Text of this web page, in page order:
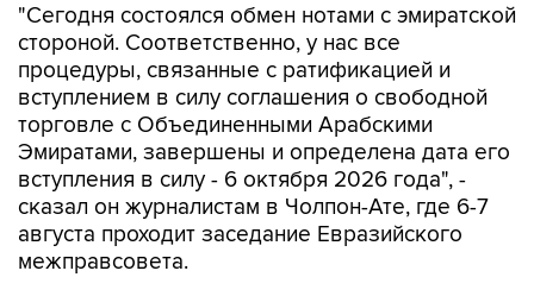
"Сегодня состоялся обмен нотами с эмиратской
стороной. Соответственно, у нас все
процедуры, связанные с ратификацией и
вступлением в силу соглашения о свободной
торговле с Объединенными Арабскими
Эмиратами, завершены и определена дата его
вступления в силу - 6 октября 2026 года", -
сказал он журналистам в Чолпон-Ате, где 6-7
августа проходит заседание Евразийского
межправсовета.